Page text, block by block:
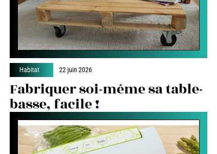
Habitat 22 juin 2026
Fabriquer soi-même sa table-
basse, facile !